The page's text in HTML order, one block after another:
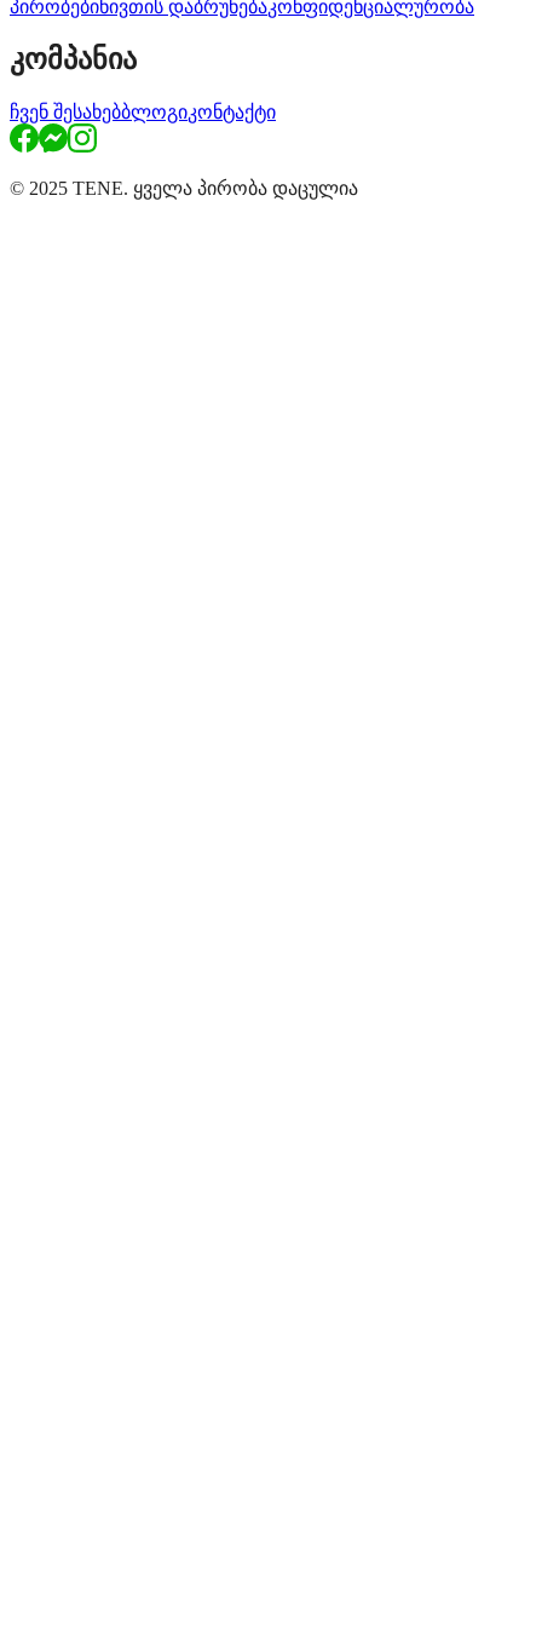
პირობებინივთის დაბრუნებაკონფიდენციალურობა
კომპანია
ჩვენ შესახებბლოგიკონტაქტი
© 2025 TENE. ყველა პირობა დაცულია